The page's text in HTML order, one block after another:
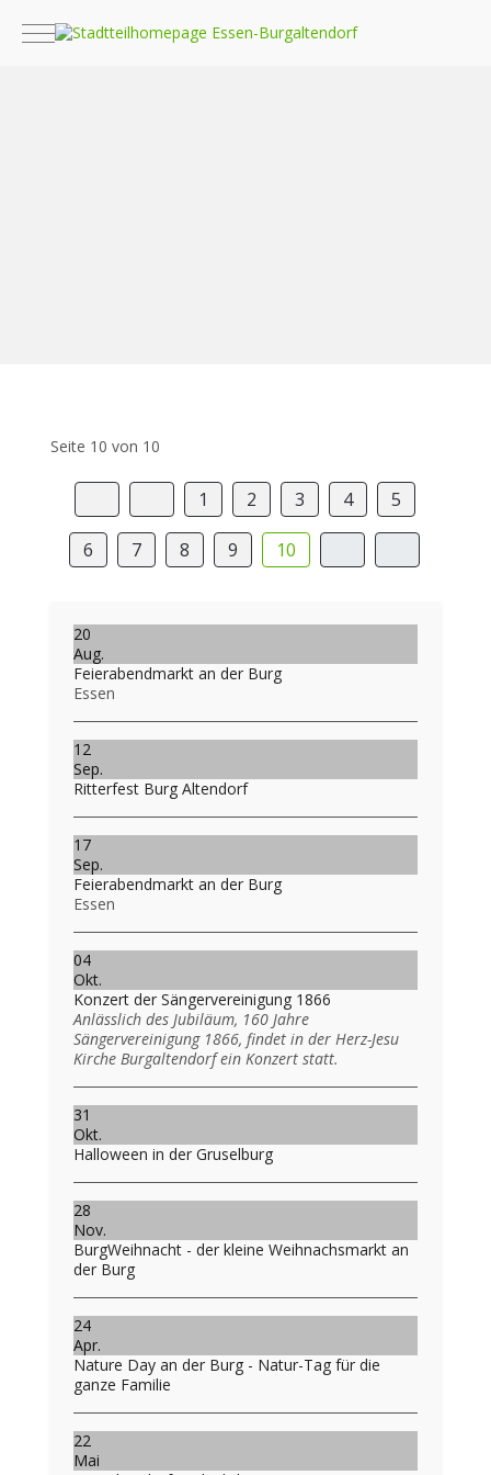
Mobile Menu Toggle
Seite 10 von 10
1 2 3 4 5
6 7 8 9 10
20
Aug.
Feierabendmarkt an der Burg
Essen
12
Sep.
Ritterfest Burg Altendorf
17
Sep.
Feierabendmarkt an der Burg
Essen
04
Okt.
Konzert der Sängervereinigung 1866
Anlässlich des Jubiläum, 160 Jahre
Sängervereinigung 1866, findet in der Herz-Jesu
Kirche Burgaltendorf ein Konzert statt.
31
Okt.
Halloween in der Gruselburg
28
Nov.
BurgWeihnacht - der kleine Weihnachsmarkt an
der Burg
24
Apr.
Nature Day an der Burg - Natur-Tag für die
ganze Familie
22
Mai